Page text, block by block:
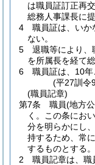
は職員証訂正再
総務人事課長に
4
職員証は、いか
ない。
5
退職等により、
を所属長を経て
6
職員証は、10年
(平27訓令
(職員記章)
第7条
職員(地方
く。この条にお
分を明らかにし
持するため、常
するものとする。
2
職員記章は、職